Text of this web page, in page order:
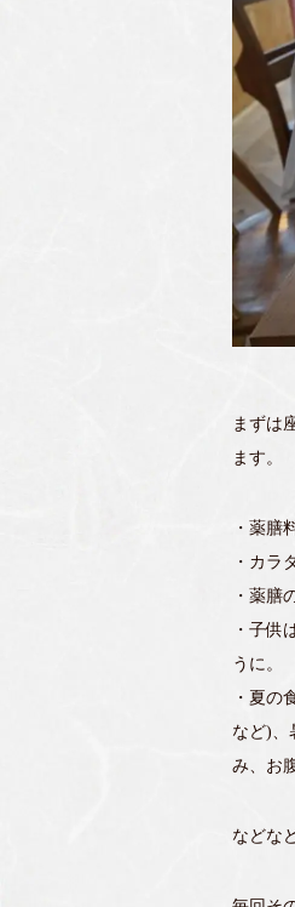
まずは
ます。
・薬膳
・カラ
・薬膳
・子供
うに。
・夏の
など)、
み、お
などな